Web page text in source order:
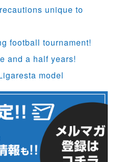
unique to
football tournament!
and a half years!
model